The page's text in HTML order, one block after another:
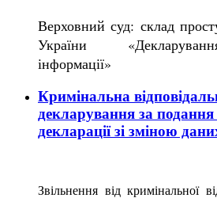
Верховний суд: склад
України
інформації»
Кримінальна
декларування за
декларації зі зміною
Звільнення від кримінальної